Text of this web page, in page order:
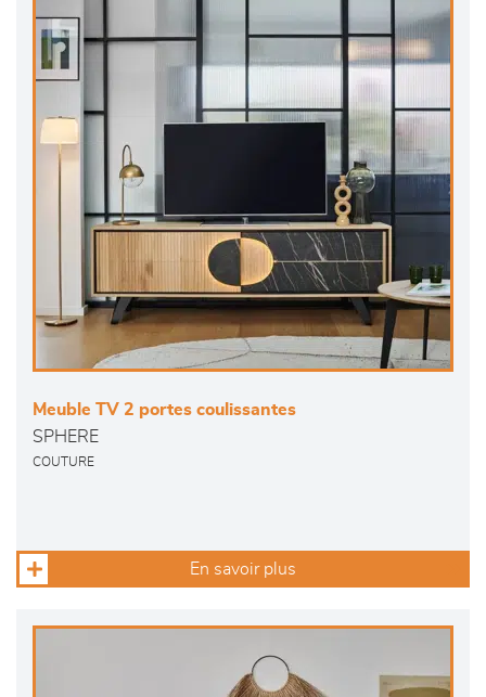
Meuble TV 2 portes coulissantes
SPHERE
COUTURE
En savoir plus